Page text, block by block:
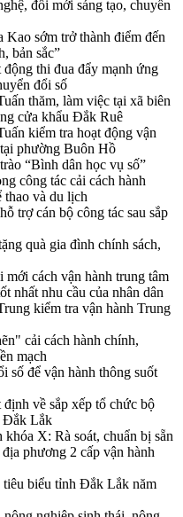
đổi mới sáng tạo, chuyển
sớm trở thành điểm đến
bản sắc”
thi đua đẩy mạnh ứng
đổi số
thăm, làm việc tại xã biên
cửa khẩu Đắk Ruê
kiểm tra hoạt động vận
phường Buôn Hồ
“Bình dân học vụ số”
công tác cải cách hành
thao và du lịch
trợ cán bộ công tác sau sắp
quà gia đình chính sách,
cách vận hành trung tâm
nhất nhu cầu của nhân dân
kiểm tra vận hành Trung
cải cách hành chính,
mạch
số để vận hành thông suốt
về sắp xếp tổ chức bộ
Đắk Lắk
X: Rà soát, chuẩn bị sẵn
phương 2 cấp vận hành
tiêu biểu tỉnh Đắk Lắk năm